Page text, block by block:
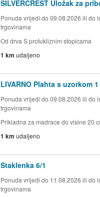
SILVERCREST Uložak za
Ponuda vrijedi do 09.08.2026 ili do
trgovinama
Od drva S protukliznim stopicama
1 km udaljeno
LIVARNO Plahta s uzorkom
Ponuda vrijedi do 09.08.2026 ili do
trgovinama
Prikladna za madrace do visine 20
1 km udaljeno
Staklenka 6/1
Ponuda vrijedi do 11.08.2026 ili do
trgovinama